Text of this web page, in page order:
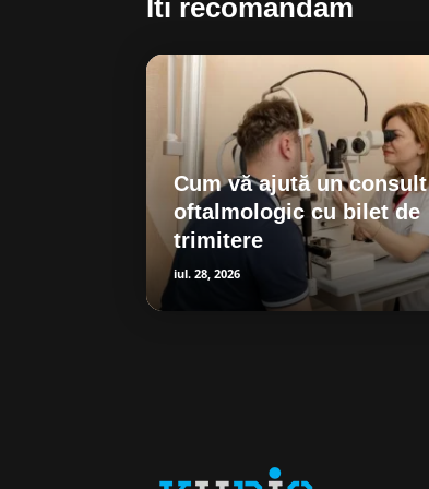
Iti recomandam
Cum vă ajută un consult
oftalmologic cu bilet de
trimitere
iul. 28, 2026